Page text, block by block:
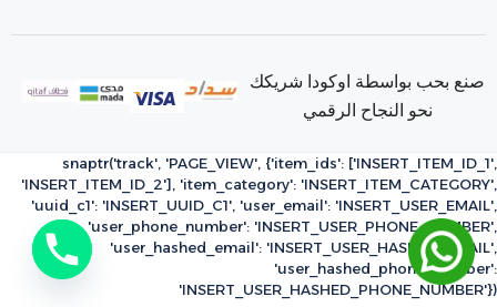
صنع بحب بواسطة اوكودا شريكك
نحو النجاح الرقمي
snaptr('track', 'PAGE_VIEW', {'item_ids': ['INSERT_ITEM_ID_1',
'INSERT_ITEM_ID_2'], 'item_category': 'INSERT_ITEM_CATEGORY',
'uuid_c1': 'INSERT_UUID_C1', 'user_email': 'INSERT_USER_EMAIL',
'user_phone_number': 'INSERT_USER_PHONE_NUMBER',
'user_hashed_email': 'INSERT_USER_HASHED_EMAIL',
'user_hashed_phone_number':
'INSERT_USER_HASHED_PHONE_NUMBER'})